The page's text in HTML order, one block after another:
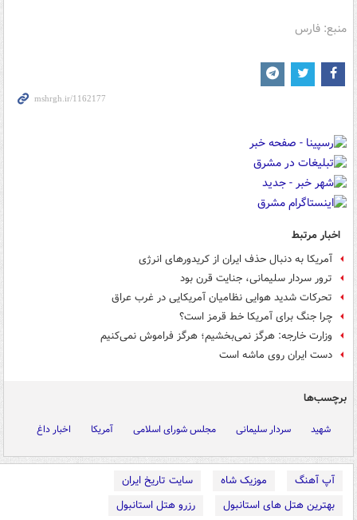
منبع: فارس
اخبار مرتبط
آمریکا به دنبال حذف ایران از کریدورهای انرژی
ترور سردار سلیمانی، جنایت قرن بود
تحرکات شدید هوایی نظامیان آمریکایی در غرب عراق
چرا جنگ برای آمریکا خط قرمز است؟
وزارت خارجه: هرگز نمی‌بخشیم؛ هرگز فراموش نمی‌کنیم
دست ایران روی ماشه است
برچسب‌ها
شهید سردار سلیمانی مجلس شورای اسلامی آمریکا اخبار داغ
آپ آهنگ موزیک شاه
سایت تاریخ ایران
بهترین هتل های استانبول
رزرو هتل استانبول